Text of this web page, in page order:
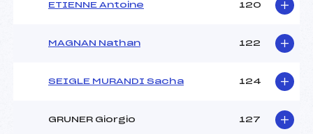
ETIENNE Antoine 120
MAGNAN Nathan 122
SEIGLE MURANDI Sacha 124
GRUNER Giorgio 127